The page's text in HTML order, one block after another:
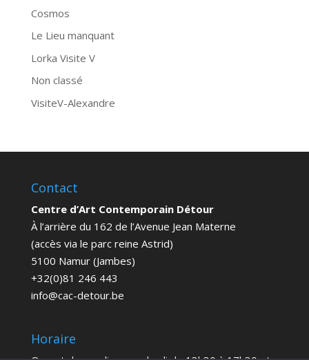
Cosmos
Le Lieu manquant
Lorka Visite V
Non classé
VisiteV-Alexandre
Contact
Centre d’Art Contemporain Détour
À l’arrière du 162 de l’Avenue Jean Materne
(accès via le parc reine Astrid)
5100 Namur (Jambes)
+32(0)81 246 443
info@cac-detour.be
Horaire